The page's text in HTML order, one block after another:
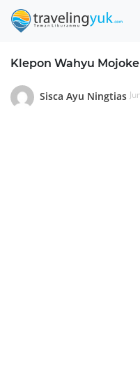
Klepon Wahyu
Sisca Ayu Ningtias